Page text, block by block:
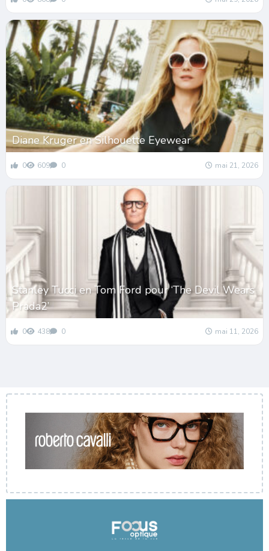
Diane Kruger en Silhouette Eyewear
0 609 0 mai 21, 2026
Stanley Tucci en Tom Ford pour ‘The Devil Wears
Prada2’
0 438 0 mai 11, 2026